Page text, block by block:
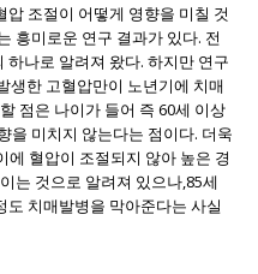
조절이 어떻게 영향을 미칠 것
흥미로운 연구 결과가 있다. 전
나로 알려져 왔다. 하지만 연구
생한 고혈압만이 노년기에 치매
점은 나이가 들어 즉 60세 이상
을 미치지 않는다는 점이다. 더욱
혈압이 조절되지 않아 높은 경
는 것으로 알려져 있으나,85세
치매발병을 막아준다는 사실